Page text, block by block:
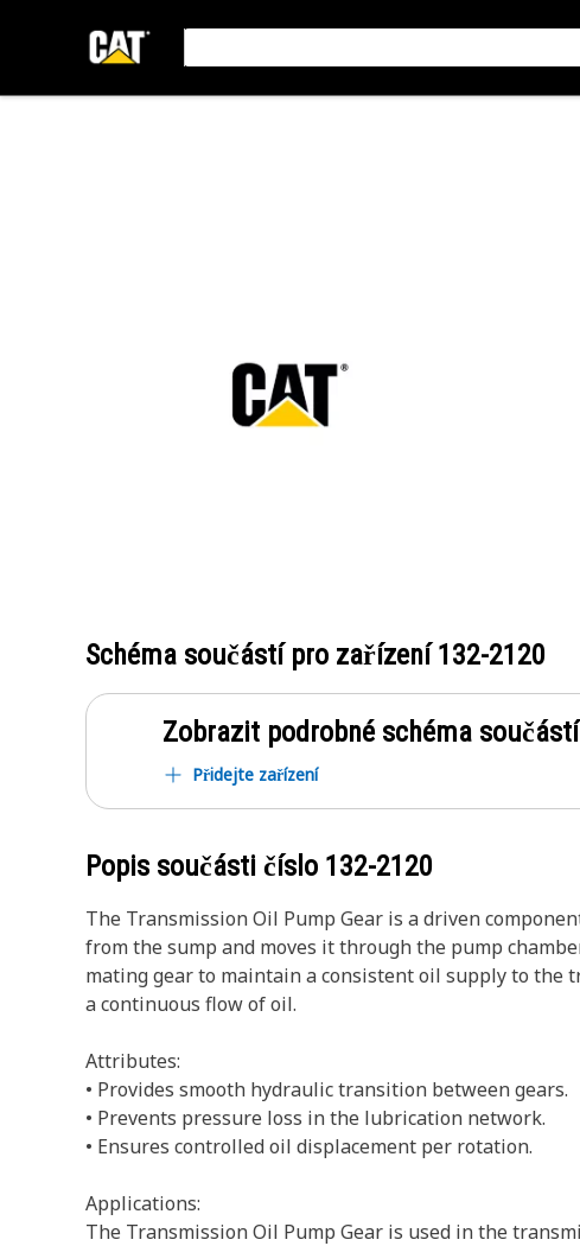
Schéma součástí pro zařízení132-2120
Zobrazit podrobné schéma součástí
Přidejte zařízení
Popis součásti číslo 132-2120
The Transmission Oil Pump Gear is a driven
from the sump and moves it through the pump
mating gear to maintain a consistent oil supply to the
a continuous flow of oil.
Attributes:
• Provides smooth hydraulic transition between gears.
• Prevents pressure loss in the lubrication network.
• Ensures controlled oil displacement per rotation.
Applications:
The Transmission Oil Pump Gear is used in the